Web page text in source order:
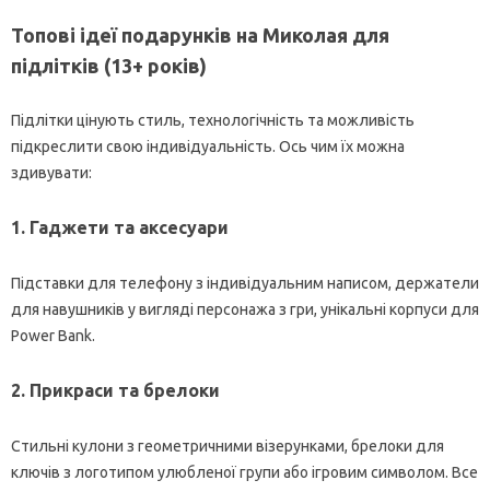
Топові ідеї подарунків на Миколая для
підлітків (13+ років)
Підлітки цінують стиль, технологічність та можливість
підкреслити свою індивідуальність. Ось чим їх можна
здивувати:
1. Гаджети та аксесуари
Підставки для телефону з індивідуальним написом, держатели
для навушників у вигляді персонажа з гри, унікальні корпуси для
Power Bank.
2. Прикраси та брелоки
Стильні кулони з геометричними візерунками, брелоки для
ключів з логотипом улюбленої групи або ігровим символом. Все